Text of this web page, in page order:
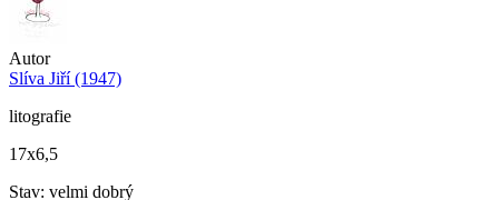
Autor
Slíva Jiří (1947)
litografie
17x6,5
Stav: velmi dobrý